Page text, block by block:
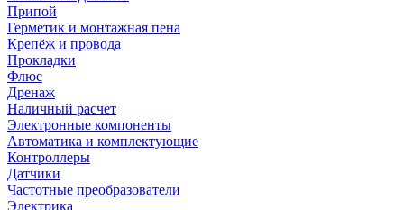
Припой
Герметик и монтажная пена
Крепёж и провода
Прокладки
Флюс
Дренаж
Наличный расчет
Электронные компоненты
Автоматика и комплектующие
Контроллеры
Датчики
Частотные преобразователи
Электрика